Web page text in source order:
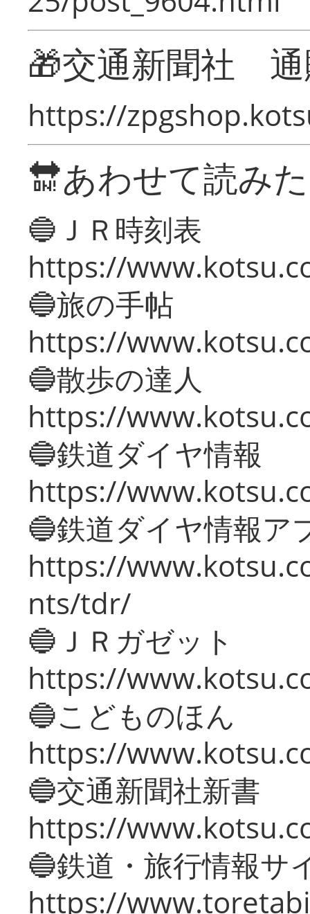
🎁交通新聞社
https://
🔛あわせて読み
🔵ＪＲ時刻表
https://
🔵旅の手帖
https://
🔵散歩の達人
https://
🔵鉄道ダイヤ情報
https://
🔵鉄道ダイヤ情報ア
https://
nts/tdr/
🔵ＪＲガゼット
https://
🔵こどものほん
https://
🔵交通新聞社新書
https://
🔵鉄道・旅行情報サ
https://